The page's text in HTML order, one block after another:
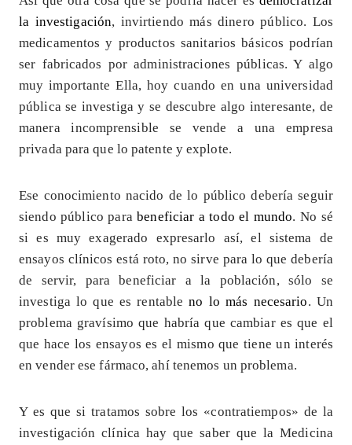
la investigación, invirtiendo más dinero público. Los
medicamentos y productos sanitarios básicos podrían
ser fabricados por administraciones públicas. Y algo
muy importante Ella, hoy cuando en una universidad
pública se investiga y se descubre algo interesante, de
manera incomprensible se vende a una empresa
privada para que lo patente y explote.
Ese conocimiento nacido de lo público debería seguir
siendo público parabeneficiar a todo el mundo. No sé
si es muy exagerado expresarlo así, el sistema de
ensayos clínicos está roto, no sirve para lo que debería
de servir, para beneficiar a la población, sólo se
investiga lo que es rentableno lo más necesario. Un
problema gravísimo que habría que cambiar es que el
que hace los ensayos es el mismo que tiene un interés
en vender ese fármaco, ahí tenemos un problema.
Y es que si tratamos sobre los «contratiempos» de la
investigación clínica hay que saber que la Medicina